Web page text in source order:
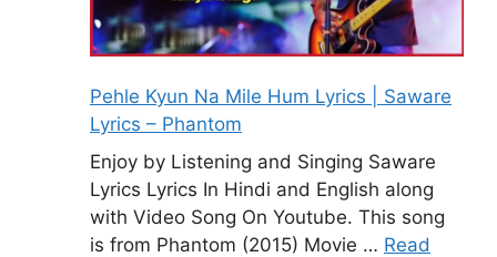
Pehle Kyun Na Mile Hum Lyrics | Saware
Lyrics – Phantom
Enjoy by Listening and Singing Saware
Lyrics Lyrics In Hindi and English along
with Video Song On Youtube. This song
is from Phantom (2015) Movie … Read